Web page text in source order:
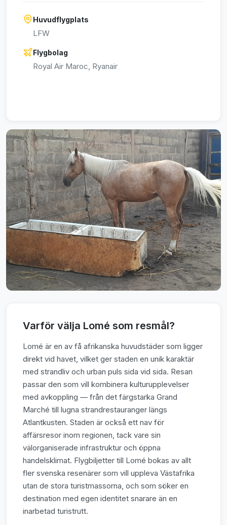
Huvudflygplats
LFW
Flygbolag
Royal Air Maroc, Ryanair
Varför välja Lomé som resmål?
Lomé är en av få afrikanska huvudstäder som ligger
direkt vid havet, vilket ger staden en unik karaktär
med strandliv och urban puls sida vid sida. Resan
passar den som vill kombinera kulturupplevelser
med avkoppling — från det färgstarka Grand
Marché till lugna strandrestauranger längs
Atlantkusten. Staden är också ett nav för
affärsresor inom regionen, tack vare sin
välorganiserade infrastruktur och öppna
handelsklimat. Flygbiljetter till Lomé bokas av allt
fler svenska resenärer som vill uppleva Västafrika
utan de stora turistmassorna, och som söker en
destination med egen identitet snarare än en
inarbetad turistrutt.